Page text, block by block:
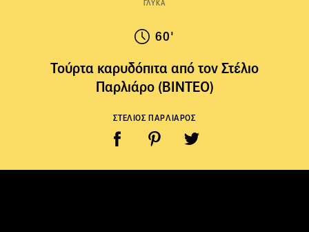
ΓΛΥΚΑ
60'
Τούρτα καρυδόπιτα από τον Στέλιο
Παρλιάρο (ΒΙΝΤΕΟ)
ΣΤΕΛΙΟΣ ΠΑΡΛΙΑΡΟΣ